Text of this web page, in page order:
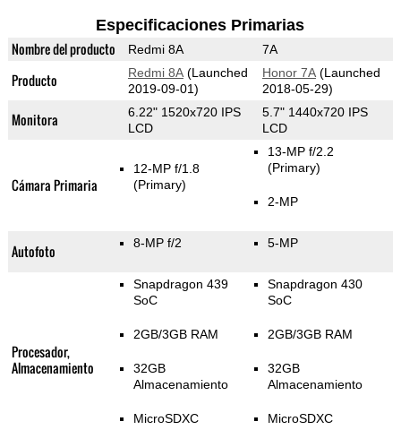
Especificaciones Primarias
Nombre del producto Redmi 8A 7A
Producto Redmi 8A(Launched
2019-09-01)
Honor 7A(Launched
2018-05-29)
Monitora
6.22" 1520x720 IPS
LCD
5.7" 1440x720 IPS
LCD
Cámara Primaria
12-MP f/1.8
(Primary)
13-MP f/2.2
(Primary)
2-MP
Autofoto 8-MP f/2 5-MP
Procesador,
Almacenamiento
Snapdragon 439
SoC
2GB/3GB RAM
32GB
Almacenamiento
MicroSDXC
Snapdragon 430
SoC
2GB/3GB RAM
32GB
Almacenamiento
MicroSDXC